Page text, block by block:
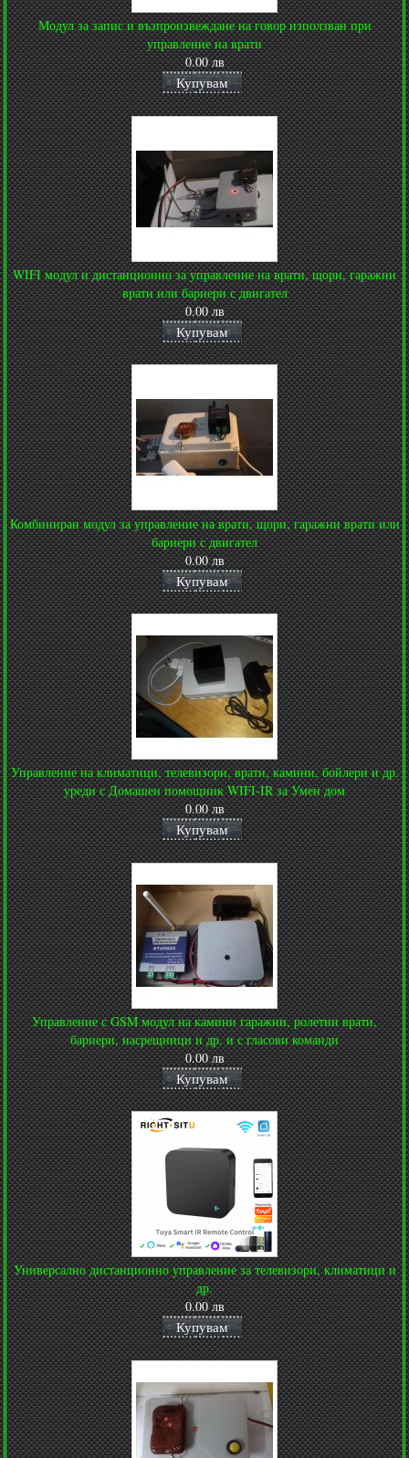
Модул за запис и възпроизвеждане на говор използван при
управление на врати
0.00 лв
Купувам
WIFI модул и дистанционно за управление на врати, щори, гаражни
врати или бариери с двигател
0.00 лв
Купувам
Комбиниран модул за управление на врати, щори, гаражни врати или
бариери с двигател
0.00 лв
Купувам
Управление на климатици, телевизори, врати, камини, бойлери и др.
уреди с Домашен помощник WIFI-IR за Умен дом
0.00 лв
Купувам
Управление с GSM модул на камини гаражни, ролетни врати,
бариери, насрещници и др. и с гласови команди
0.00 лв
Купувам
Универсално дистанционно управление за телевизори, климатици и
др.
0.00 лв
Купувам